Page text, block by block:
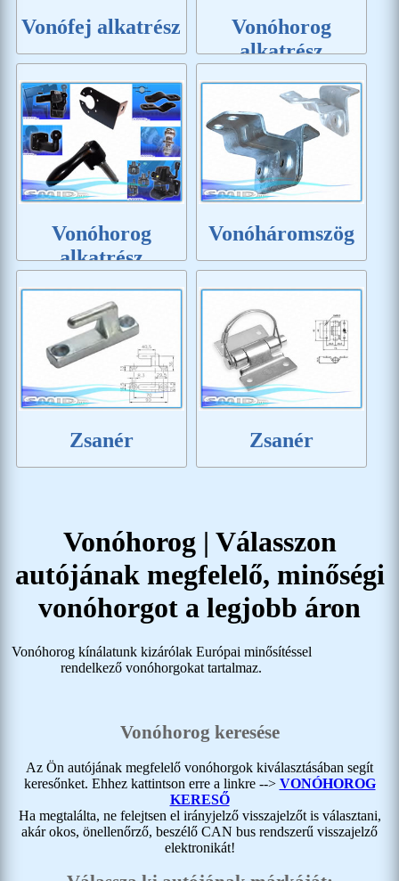
Vonófej alkatrész
Vonóhorog
alkatrész
Vonóhorog
alkatrész
Vonóháromszög
Zsanér Zsanér
Vonóhorog| Válasszon
autójának megfelelő, minőségi
vonóhorgot a legjobb áron
Vonóhorog kínálatunk kizárólak Európai minősítéssel
rendelkező vonóhorgokat tartalmaz.
Vonóhorog keresése
Az Ön autójának megfelelő vonóhorgok kiválasztásában segít
keresőnket. Ehhez kattintson erre a linkre --> VONÓHOROG
KERESŐ
Ha megtalálta, ne felejtsen el irányjelző visszajelzőt is választani,
akár okos, önellenőrző, beszélő CAN bus rendszerű visszajelző
elektronikát!